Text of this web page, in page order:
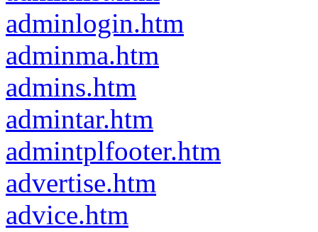
adminlogin.htm
adminma.htm
admins.htm
admintar.htm
admintplfooter.htm
advertise.htm
advice.htm